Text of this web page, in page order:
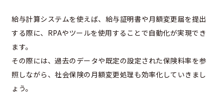
給与計算システムを使えば、給与証明書や月額変更届を提出
する際に、RPAやツールを使用することで自動化が実現でき
ます。
その際には、過去のデータや既定の設定された保険料率を参
照しながら、社会保険の月額変更処理も効率化していきまし
ょう。